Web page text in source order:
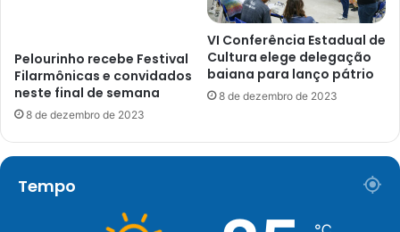
Pelourinho recebe Festival
Filarmônicas e convidados
neste final de semana
8 de dezembro de 2023
VI Conferência Estadual de
Cultura elege delegação
baiana para lanço pátrio
8 de dezembro de 2023
Tempo